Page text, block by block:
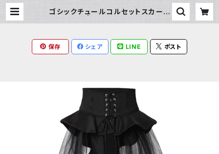
ゴシックチュールコルセットスカート
保存 シェア LINE ポスト